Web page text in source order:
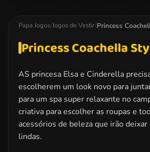
Up
Papa Jogos/Jogos de Vestir/Princess
Princess Coachella
AS princesa Elsa e Cinderella
escolherem um look novo para
para um spa super relaxante no
criativa para escolher as roupas e
acessórios de beleza que irão deixar
lindas.